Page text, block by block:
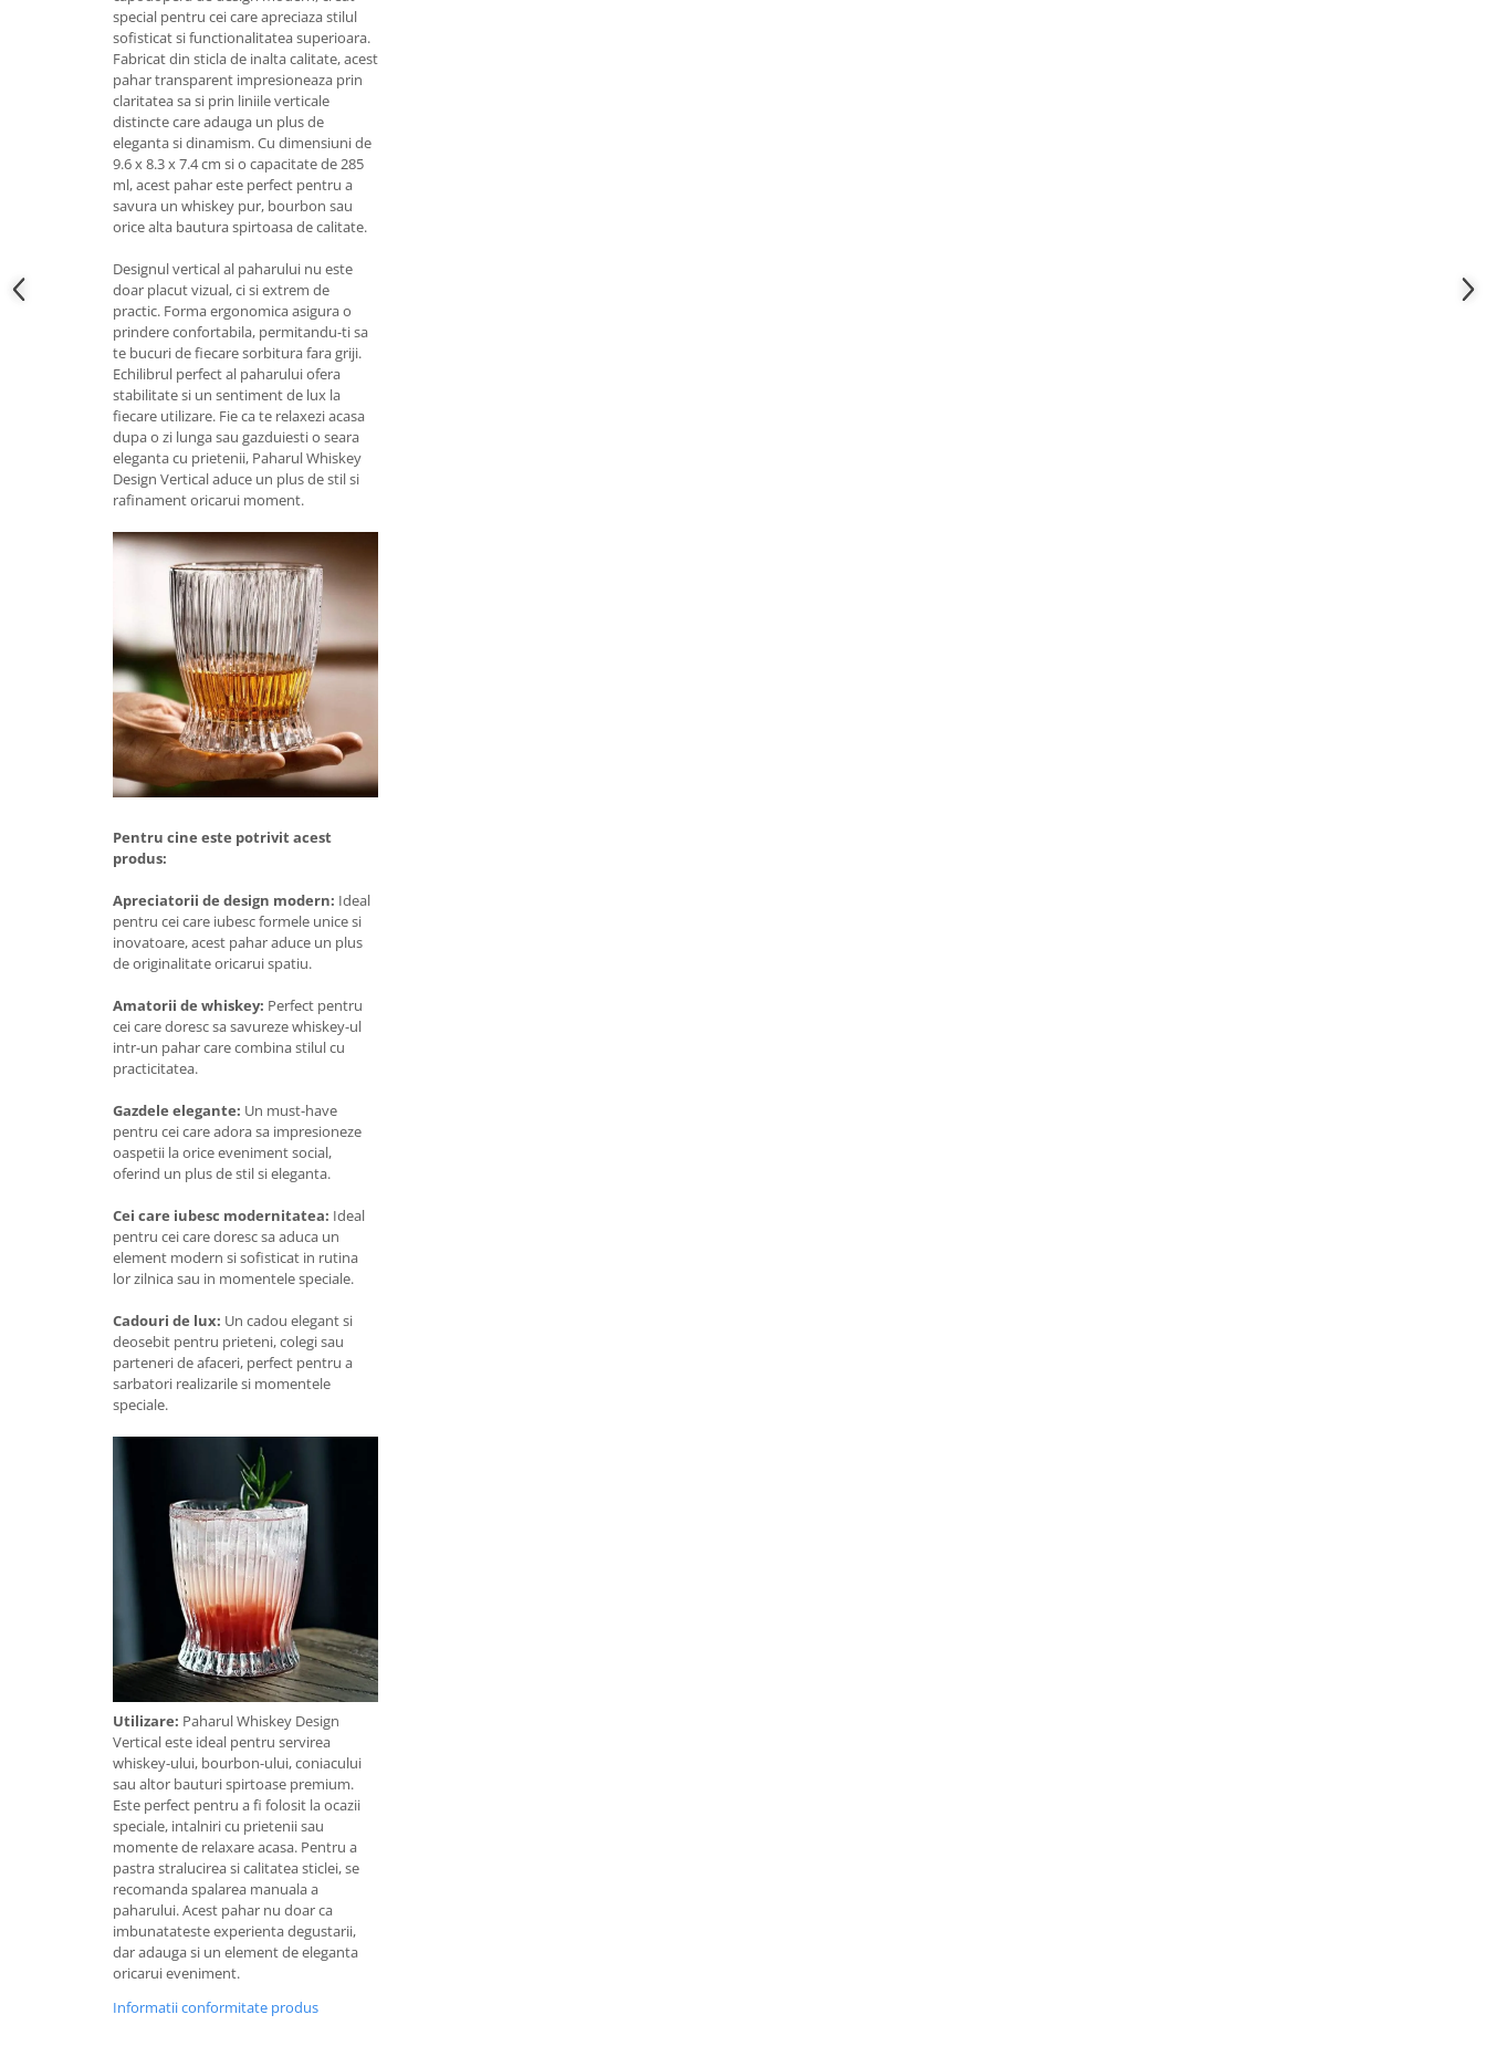
special pentru cei care apreciaza stilul
sofisticat si functionalitatea superioara.
Fabricat din sticla de inalta calitate, acest
pahar transparent impresioneaza prin
claritatea sa si prin liniile verticale
distincte care adauga un plus de
eleganta si dinamism. Cu dimensiuni de
9.6 x 8.3 x 7.4 cm si o capacitate de 285
ml, acest pahar este perfect pentru a
savura un whiskey pur, bourbon sau
orice alta bautura spirtoasa de calitate.
Designul vertical al paharului nu este
doar placut vizual, ci si extrem de
practic. Forma ergonomica asigura o
prindere confortabila, permitandu-ti sa
te bucuri de fiecare sorbitura fara griji.
Echilibrul perfect al paharului ofera
stabilitate si un sentiment de lux la
fiecare utilizare. Fie ca te relaxezi acasa
dupa o zi lunga sau gazduiesti o seara
eleganta cu prietenii, Paharul Whiskey
Design Vertical aduce un plus de stil si
rafinament oricarui moment.
Pentru cine este potrivit acest
produs:
Apreciatorii de design modern: Ideal
pentru cei care iubesc formele unice si
inovatoare, acest pahar aduce un plus
de originalitate oricarui spatiu.
Amatorii de whiskey: Perfect pentru
cei care doresc sa savureze whiskey-ul
intr-un pahar care combina stilul cu
practicitatea.
Gazdele elegante: Un must-have
pentru cei care adora sa impresioneze
oaspetii la orice eveniment social,
oferind un plus de stil si eleganta.
Cei care iubesc modernitatea: Ideal
pentru cei care doresc sa aduca un
element modern si sofisticat in rutina
lor zilnica sau in momentele speciale.
Cadouri de lux: Un cadou elegant si
deosebit pentru prieteni, colegi sau
parteneri de afaceri, perfect pentru a
sarbatori realizarile si momentele
speciale.
Utilizare: Paharul Whiskey Design
Vertical este ideal pentru servirea
whiskey-ului, bourbon-ului, coniacului
sau altor bauturi spirtoase premium.
Este perfect pentru a fi folosit la ocazii
speciale, intalniri cu prietenii sau
momente de relaxare acasa. Pentru a
pastra stralucirea si calitatea sticlei, se
recomanda spalarea manuala a
paharului. Acest pahar nu doar ca
imbunatateste experienta degustarii,
dar adauga si un element de eleganta
oricarui eveniment.
Informatii conformitate produs